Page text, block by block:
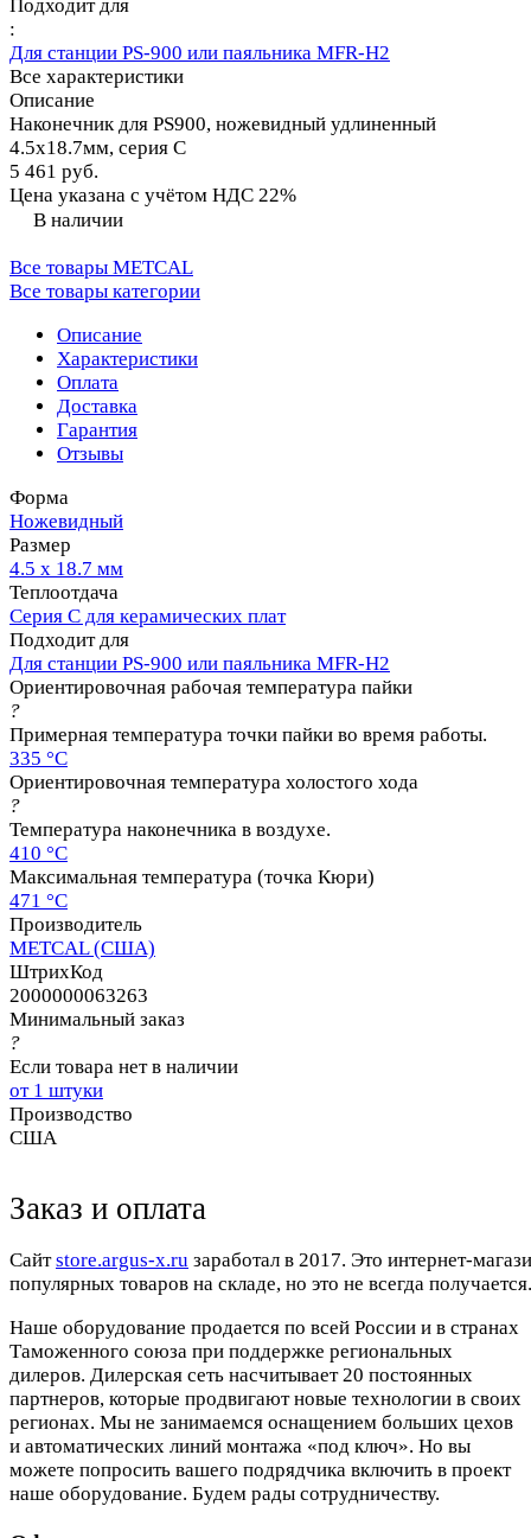
Подходит для
:
Для станции PS-900 или паяльника MFR-H2
Все характеристики
Описание
Наконечник для PS900, ножевидный удлиненный
4.5х18.7мм, серия C
5 461 руб.
Цена указана с учётом НДС 22%
В наличии
Все товары METCAL
Все товары категории
Описание
Характеристики
Оплата
Доставка
Гарантия
Отзывы
Форма
Ножевидный
Размер
4.5 х 18.7 мм
Теплоотдача
Серия C для керамических плат
Подходит для
Для станции PS-900 или паяльника MFR-H2
Ориентировочная рабочая температура пайки
?
Примерная температура точки пайки во время работы.
335 °C
Ориентировочная температура холостого хода
?
Температура наконечника в воздухе.
410 °C
Максимальная температура (точка Кюри)
471 °C
Производитель
METCAL (США)
ШтрихКод
2000000063263
Минимальный заказ
?
Если товара нет в наличии
от 1 штуки
Производство
США
Заказ и оплата
Cайтstore.argus-x.ru заработал в 2017. Это интернет-
популярных товаров на складе, но это не всегда
Наше оборудование продается по всей России и в странах
Таможенного союза при поддержке региональных
дилеров. Дилерская сеть насчитывает 20 постоянных
партнеров, которые продвигают новые технологии в своих
регионах. Мы не занимаемся оснащением больших цехов
и автоматических линий монтажа «под ключ». Но вы
можете попросить вашего подрядчика включить в проект
наше оборудование. Будем рады сотрудничеству.